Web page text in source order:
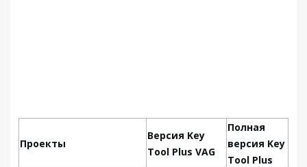
Проекты
Версия Key
Tool Plus VAG
Полная
версия Key
Tool Plus